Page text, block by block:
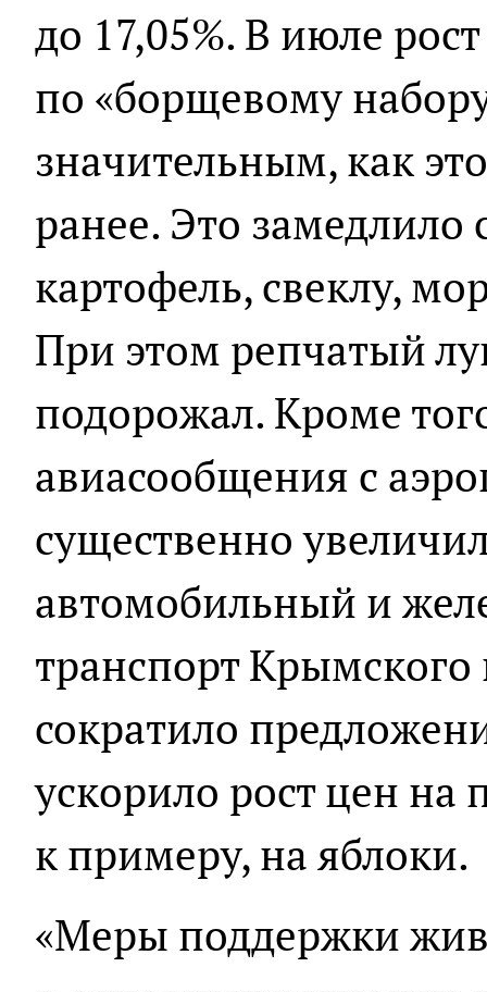
до 17,05%. В июле
по «борщевому
значительным, как
ранее. Это
картофель, свеклу,
При этом репчатый
подорожал. Кроме
авиасообщения с
существенно
автомобильный и
транспорт Крымского
сократило
ускорило рост цен
к примеру, на яблоки.
«Меры поддержки